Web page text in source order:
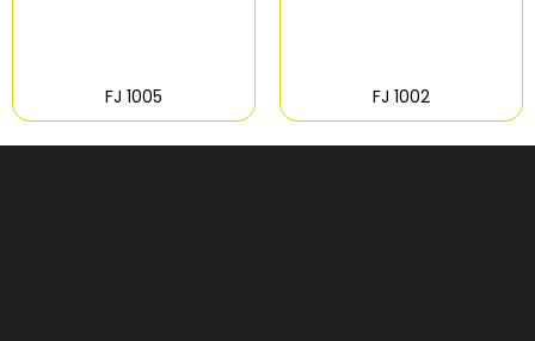
FJ 1005 FJ 1002